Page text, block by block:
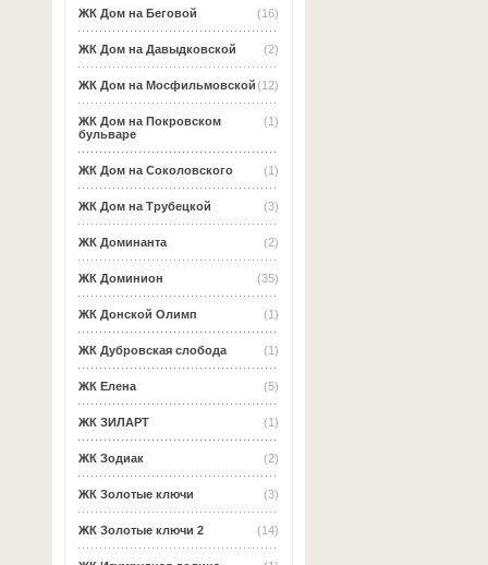
(16)
ЖК Дом на Беговой
(2)
ЖК Дом на Давыдковской
(12)
ЖК Дом на Мосфильмовской
(1)
ЖК Дом на Покровском
бульваре
(1)
ЖК Дом на Соколовского
(3)
ЖК Дом на Трубецкой
(2)
ЖК Доминанта
(35)
ЖК Доминион
(1)
ЖК Донской Олимп
(1)
ЖК Дубровская слобода
(5)
ЖК Елена
(1)
ЖК ЗИЛАРТ
(2)
ЖК Зодиак
(3)
ЖК Золотые ключи
(14)
ЖК Золотые ключи 2